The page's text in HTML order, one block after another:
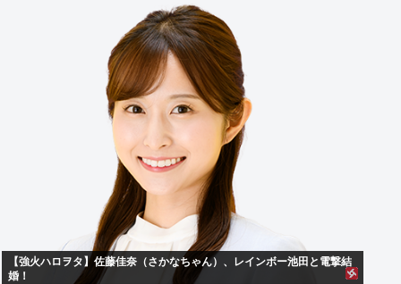
【強火ハロヲタ】佐藤佳奈（さかなちゃん）、レインボー池田と電撃結
婚！